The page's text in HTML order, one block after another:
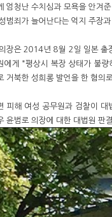
엄청난 수치심과 모욕을 안겨
범죄가 늘어난다는 억지 주장
장은 2014년 8월 2일 일본 출
에게 "평상시 복장 상태가 불
거북한 성희롱 발언을 한 혐의
피해 여성 공무원과 검찰이 대
윤범로 의장에 대한 대법원 판